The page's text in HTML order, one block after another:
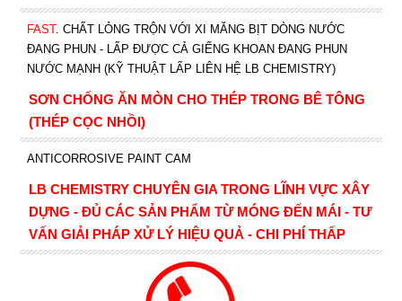
FAST. CHẤT LỎNG TRỘN VỚI XI MĂNG BỊT DÒNG NƯỚC
ĐANG PHUN - LẤP ĐƯỢC CẢ GIẾNG KHOAN ĐANG PHUN
NƯỚC MẠNH (KỸ THUẬT LẤP LIÊN HỆ LB CHEMISTRY)
SƠN CHỐNG ĂN MÒN CHO THÉP TRONG BÊ TÔNG
(THÉP CỌC NHỒI)
ANTICORROSIVE PAINT CAM
LB CHEMISTRY CHUYÊN GIA TRONG LĨNH VỰC XÂY
DỰNG - ĐỦ CÁC SẢN PHẨM TỪ MÓNG ĐẾN MÁI - TƯ
VẤN GIẢI PHÁP XỬ LÝ HIỆU QUẢ - CHI PHÍ THẤP